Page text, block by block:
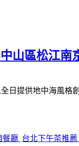
山區松江南
日提供地中海風格
餐廳 台北下午茶推薦